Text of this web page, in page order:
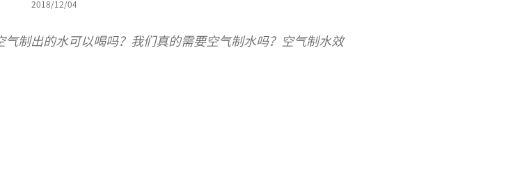
2018/12/04
制出的水可以喝吗？我们真的需要空气制水吗？空气制水效